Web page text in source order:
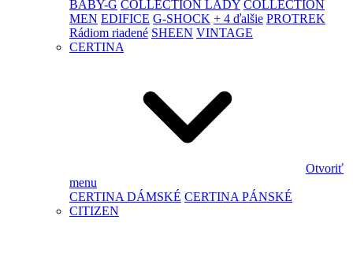
BABY-G COLLECTION LADY COLLECTION
MEN EDIFICE G-SHOCK + 4 ďalšie PROTREK
Rádiom riadené SHEEN VINTAGE
CERTINA
Otvoriť
menu
CERTINA DÁMSKÉ CERTINA PÁNSKÉ
CITIZEN